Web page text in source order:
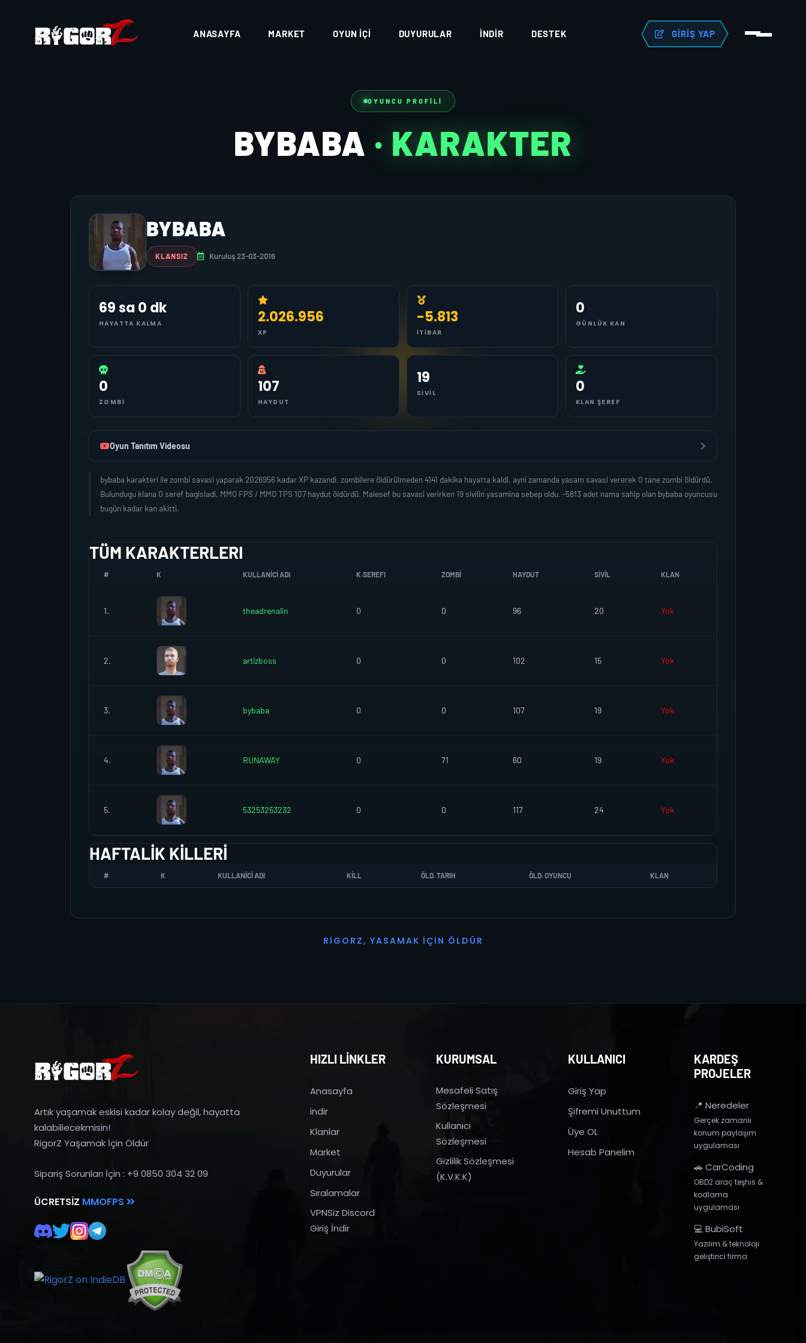
ANASAYFA MARKET OYUN İÇI DUYURULAR İNDIR DESTEK GIRIŞ YAP
OYUNCU PROFILI
BYBABA · KARAKTER
BYBABA
KLANSIZ Kuruluş 23-03-2016
69 sa 0 dk
HAYATTA KALMA 2.026.956
XP
-5.813
İTIBAR
0
GÜNLÜK KAN
0
ZOMBI
107
HAYDUT
19
SIVIL 0
KLAN ŞEREF
Oyun Tanıtım Videosu
bybaba karakteri ile zombi savasi yaparak 2026956 kadar XP kazandi, zombilere öldürülmeden 4141 dakika hayatta kaldi, ayni zamanda yasam savasi vererek 0 tane zombi öldürdü.
Bulundugu klana 0 seref bagisladi, MMO FPS / MMO TPS 107 haydut öldürdü. Malesef bu savasi verirken 19 sivilin yasamina sebep oldu. -5813 adet nama sahip olan bybaba oyuncusu
bugün kadar kan akitti.
TÜM KARAKTERLERI
# K KULLANICI ADI K.SEREFI ZOMBI HAYDUT SIVIL KLAN
1. theadrenalin 0 0 96 20 Yok
2. artizboss 0 0 102 15 Yok
3. bybaba 0 0 107 19 Yok
4. RUNAWAY 0 71 60 19 Yok
5. 53253253232 0 0 117 24 Yok
HAFTALIK KILLERI
# K KULLANICI ADI KILL ÖLD. TARIH ÖLD. OYUNCU KLAN
R I G O R Z, YASAMAK İ ÇI N Ö L D Ü R
Artık yaşamak eskisi kadar kolay değil, hayatta
kalabiliecekmisin!
RigorZ Yaşamak İçin Öldür
Sipariş Sorunları İçin : +9 0850 304 32 09
ÜCRETSIZ MMOFPS
HIZLI LİNKLER
Anasayfa
indir
Klanlar
Market
Duyurular
Sıralamalar
VPNSiz Discord
Giriş İndir
KURUMSAL
Mesafeli Satış
Sözleşmesi
Kullanıcı
Sözleşmesi
Gizlilik Sözleşmesi
(K.V.K.K)
KULLANICI
Giriş Yap
Şifremi Unuttum
Üye OL
Hesab Panelim
KARDEŞ
PROJELER
📍 Neredeler
Gerçek zamanlı
konum paylaşım
uygulaması
🚗 CarCoding
OBD2 araç teşhis &
kodlama
uygulaması
💻 BubiSoft
Yazılım & teknoloji
geliştirici firma